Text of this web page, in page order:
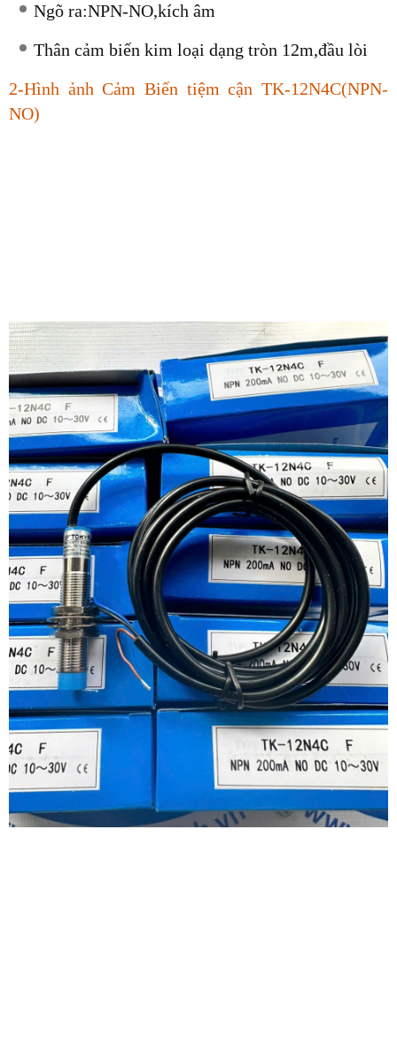
Ngõ ra:NPN-NO,kích âm
Thân cảm biến kim loại dạng tròn 12m,đầu lòi
2-Hình ảnh Cảm Biến tiệm cận TK-12N4C(NPN-
NO)